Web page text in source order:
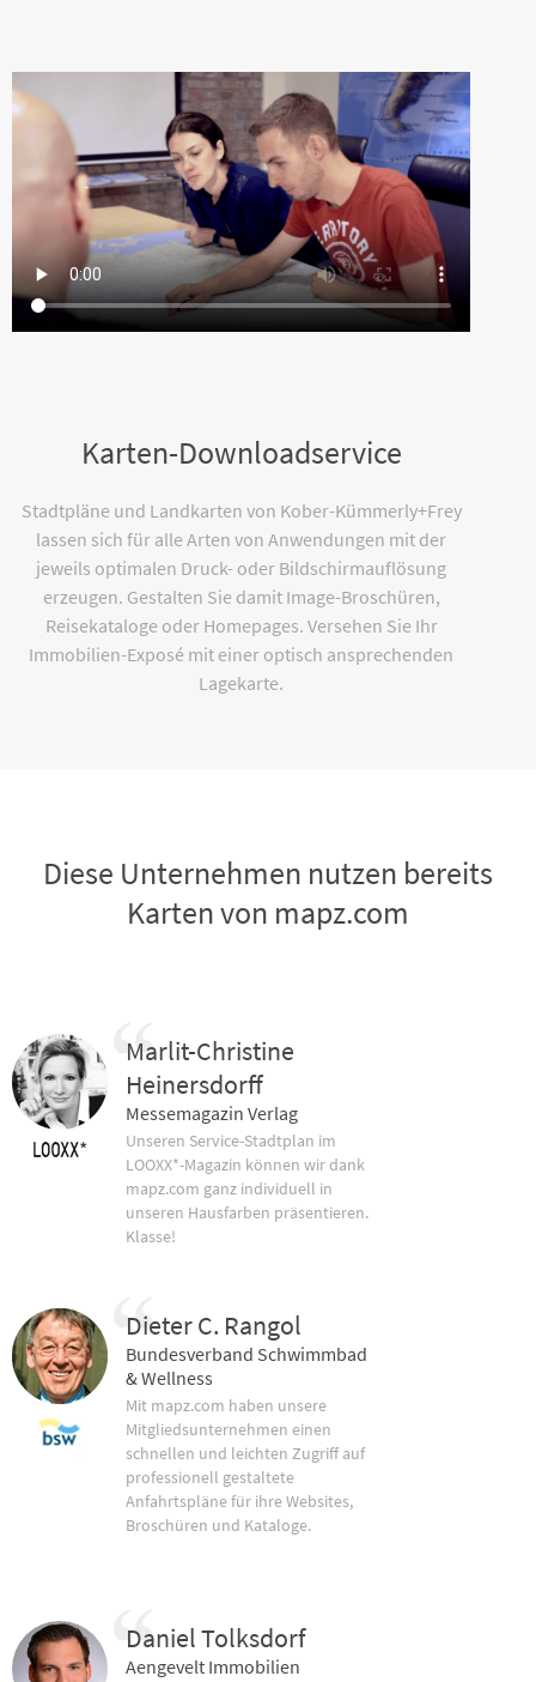
Karten-Downloadservice
Stadtpläne und Landkarten von Kober-Kümmerly+Frey
lassen sich für alle Arten von Anwendungen mit der
jeweils optimalen Druck- oder Bildschirmauflösung
erzeugen. Gestalten Sie damit Image-Broschüren,
Reisekataloge oder Homepages. Versehen Sie Ihr
Immobilien-Exposé mit einer optisch ansprechenden
Lagekarte.
Diese Unternehmen nutzen bereits
Karten von mapz.com
Marlit-Christine
Heinersdorff
Messemagazin Verlag
Unseren Service-Stadtplan im
LOOXX*-Magazin können wir dank
mapz.com ganz individuell in
unseren Hausfarben präsentieren.
Klasse!
Dieter C. Rangol
Bundesverband Schwimmbad
& Wellness
Mit mapz.com haben unsere
Mitgliedsunternehmen einen
schnellen und leichten Zugriff auf
professionell gestaltete
Anfahrtspläne für ihre Websites,
Broschüren und Kataloge.
Daniel Tolksdorf
Aengevelt Immobilien